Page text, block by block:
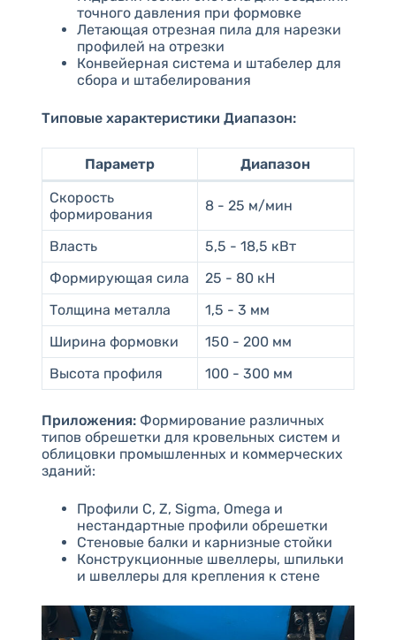
точного давления при формовке
Летающая отрезная пила для нарезки
профилей на отрезки
Конвейерная система и штабелер для
сбора и штабелирования
Типовые характеристики Диапазон:
Параметр
Диапазон
Скорость
формирования
8 - 25 м/мин
Власть
5,5 - 18,5 кВт
Формирующая сила
25 - 80 кН
Толщина металла
1,5 - 3 мм
Ширина формовки
150 - 200 мм
Высота профиля
100 - 300 мм
Приложения:Формирование различных
типов обрешетки для кровельных систем и
облицовки промышленных и коммерческих
зданий:
Профили C, Z, Sigma, Omega и
нестандартные профили обрешетки
Стеновые балки и карнизные стойки
Конструкционные швеллеры, шпильки
и швеллеры для крепления к стене